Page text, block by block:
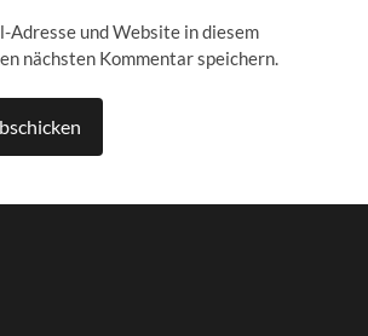
Adresse und Website in diesem
nächsten Kommentar speichern.